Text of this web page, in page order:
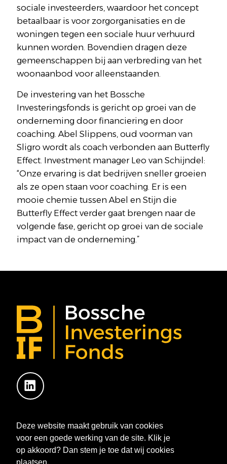
Deze website maakt gebruik van cookies
voor een goede werking van de site. Klik je
op akkoord? Dan stem je toe dat wij cookies
sociale investeerders, waardoor het concept
betaalbaar is voor zorgorganisaties en de
woningen tegen een sociale huur verhuurd
kunnen worden. Bovendien dragen deze
gemeenschappen bij aan verbreding van het
woonaanbod voor alleenstaanden.
De investering van het Bossche
Investeringsfonds is gericht op groei van de
onderneming door financiering en door
coaching. Abel Slippens, oud voorman van
Sligro wordt als coach verbonden aan Butterfly
Effect. Investment manager Leo van Schijndel:
“Onze ervaring is dat bedrijven sneller groeien
als ze open staan voor coaching. Er is een
mooie chemie tussen Abel en Stijn die
Butterfly Effect verder gaat brengen naar de
volgende fase, gericht op groei van de sociale
impact van de onderneming.”
Links